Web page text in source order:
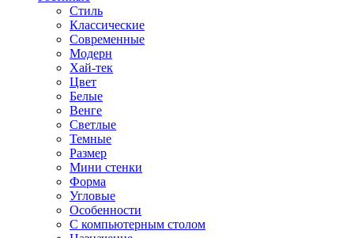
Стиль
Классические
Современные
Модерн
Хай-тек
Цвет
Белые
Венге
Светлые
Темные
Размер
Мини стенки
Форма
Угловые
Особенности
С компьютерным столом